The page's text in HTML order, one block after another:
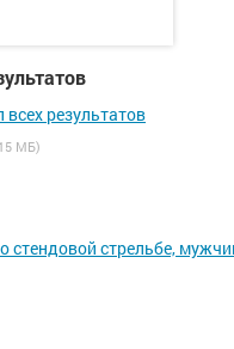
всех результатов
МБ)
стендовой стрельбе,